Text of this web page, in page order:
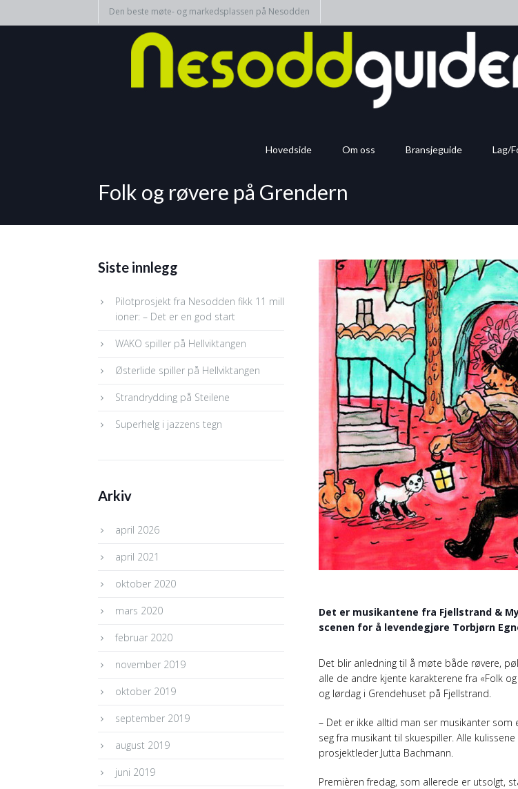
Den beste møte- og markedsplassen på Nesodden
Hovedside Om oss Bransjeguide Lag/
Folk og røvere på Grendern
Det er musikantene fra Fjellstrand &
scenen for å levendegjøre Torbjørn
Det blir anledning til å møte både røvere,
alle de andre kjente karakterene fra «Folk
og lørdag i Grendehuset på Fjellstrand.
– Det er ikke alltid man ser musikanter som
seg fra musikant til skuespiller. Alle
prosjektleder Jutta Bachmann.
Premièren fredag, som allerede er utsolgt,
Siste innlegg
Pilotprosjekt fra Nesodden fikk 11 mill
ioner: – Det er en god start
WAKO spiller på Hellviktangen
Østerlide spiller på Hellviktangen
Strandrydding på Steilene
Superhelg i jazzens tegn
Arkiv
april 2026
april 2021
oktober 2020
mars 2020
februar 2020
november 2019
oktober 2019
september 2019
august 2019
juni 2019